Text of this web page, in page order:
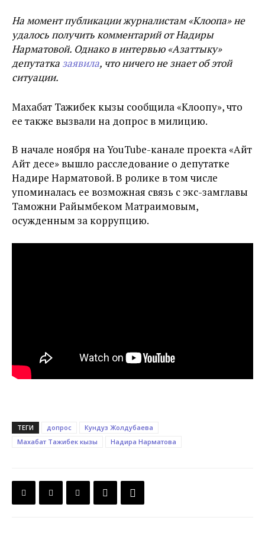
На момент публикации журналистам «Клоопа» не
удалось получить комментарий от Надиры
Нарматовой. Однако в интервью «Азаттыку»
депутатка заявила, что ничего не знает об этой
ситуации.
Махабат Тажибек кызы сообщила «Клоопу», что
ее также вызвали на допрос в милицию.
В начале ноября на YouTube-канале проекта«Айт
Айт десе» вышло расследование о депутатке
Надире Нарматовой. В ролике в том числе
упоминалась ее возможная связь с экс-замглавы
Таможни Райымбеком Матраимовым,
осужденным за коррупцию.
ТЕГИ допрос
Кундуз Жолдубаева
Махабат Тажибек кызы
Надира Нарматова